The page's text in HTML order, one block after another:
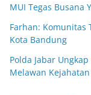
MUI Tegas Busana
Farhan: Komunitas
Kota Bandung
Polda Jabar
Melawan Kejahatan